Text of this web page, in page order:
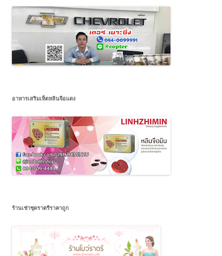
อาหารเสริมเห็ดหลินจือแดง
ร้านเช่าชุดราตรีราคาถูก